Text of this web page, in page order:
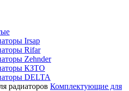
Irsap
Rifar
Zehnder
КЗТО
DELTA
Комплектующие для